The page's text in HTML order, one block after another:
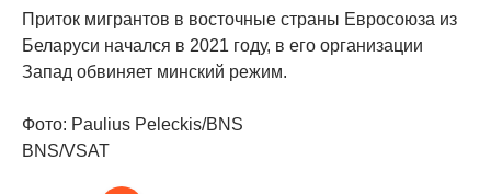
Приток мигрантов в восточные страны Евросоюза из
Беларуси начался в 2021 году, в его организации
Запад обвиняет минский режим.
Фото: Paulius Peleckis/BNS
BNS/VSAT